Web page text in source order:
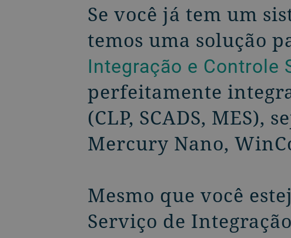
Se você já tem um
temos uma solução
Integração e Controle
perfeitamente
(CLP, SCADS, MES),
Mercury Nano,
Mesmo que você
Serviço de